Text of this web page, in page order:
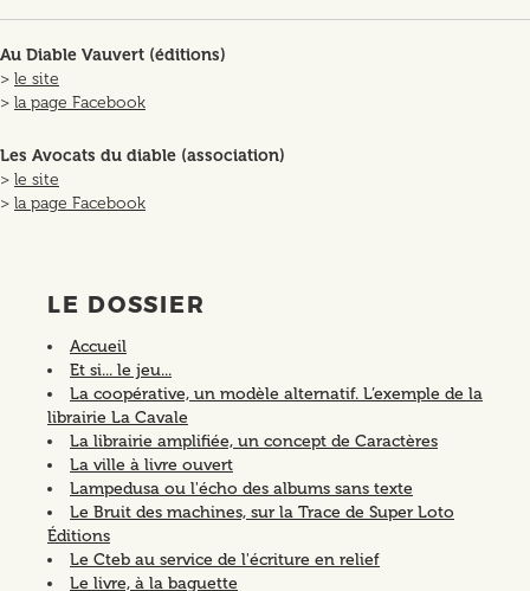
Au Diable Vauvert (éditions)
> le site
> la page Facebook
Les Avocats du diable (association)
> le site
> la page Facebook
LE DOSSIER
Accueil
Et si... le jeu...
La coopérative, un modèle alternatif. L’exemple de la
librairie La Cavale
La librairie amplifiée, un concept de Caractères
La ville à livre ouvert
Lampedusa ou l'écho des albums sans texte
Le Bruit des machines, sur la Trace de Super Loto
Éditions
Le Cteb au service de l'écriture en relief
Le livre, à la baguette